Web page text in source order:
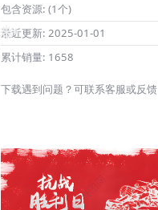
❅
包含资源: (1个)
最近更新: 2025-01-01
累计销量: 1658
下载遇到问题？可联系客服或反馈